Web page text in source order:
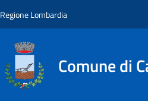
Regione Lombardia
Comune di